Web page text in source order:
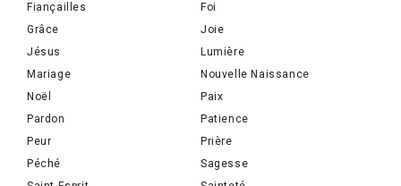
Fiançailles
Foi
Grâce
Joie
Jésus
Lumière
Mariage
Nouvelle Naissance
Noël
Paix
Pardon
Patience
Peur
Prière
Péché
Sagesse